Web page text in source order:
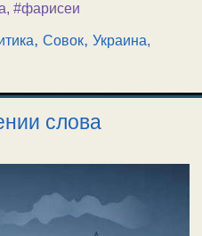
, #фарисеи
,Совок,Украина,
слова